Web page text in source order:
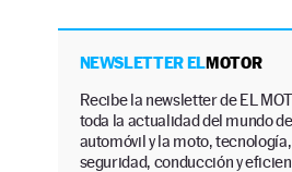
NEWSLETTER ELMOTOR
Recibe la newsletter de EL
toda la actualidad del mundo
automóvil y la moto, tecnología,
seguridad, conducción y